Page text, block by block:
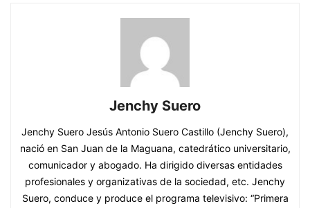
Jenchy Suero
Jenchy Suero Jesús Antonio Suero Castillo (Jenchy Suero),
nació en San Juan de la Maguana, catedrático universitario,
comunicador y abogado. Ha dirigido diversas entidades
profesionales y organizativas de la sociedad, etc. Jenchy
Suero, conduce y produce el programa televisivo: “Primera